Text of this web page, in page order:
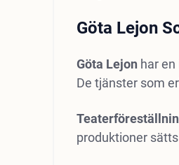
Göta Lejon
Göta Lejon har
De tjänster som
produktioner